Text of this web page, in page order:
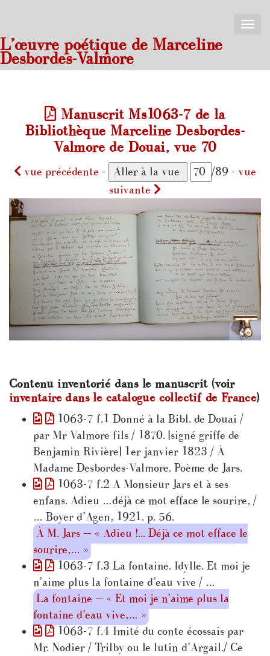
Toggle
L’œuvre poétique de Marceline
Desbordes-Valmore
Manuscrit Ms1063-7 de la
Bibliothèque Marceline Desbordes-
Valmore de Douai, vue 70
vue précédente - /89 - vue
suivante
Contenu inventorié dans le manuscrit (voir
inventaire dans le catalogue collectif de France)
1063-7 f.1 Donné à la Bibl. de Douai /
par Mr Valmore fils / 1870. [signé griffe de
Benjamin Rivière] 1er janvier 1823 / À
Madame Desbordes-Valmore. Poème de Jars.
1063-7 f.2 A Monsieur Jars et à ses
enfans. Adieu …déjà ce mot efface le sourire, /
… Boyer d’Agen, 1921. p. 56.
À M. Jars — « Adieu !... Déjà ce mot efface le
sourire,… »
1063-7 f.3 La fontaine. Idylle. Et moi je
n’aime plus la fontaine d’eau vive / …
La fontaine — « Et moi je n’aime plus la
fontaine d’eau vive,… »
1063-7 f.4 Imité du conte écossais par
Mr. Nodier / Trilby ou le lutin d’Argail./ Ce